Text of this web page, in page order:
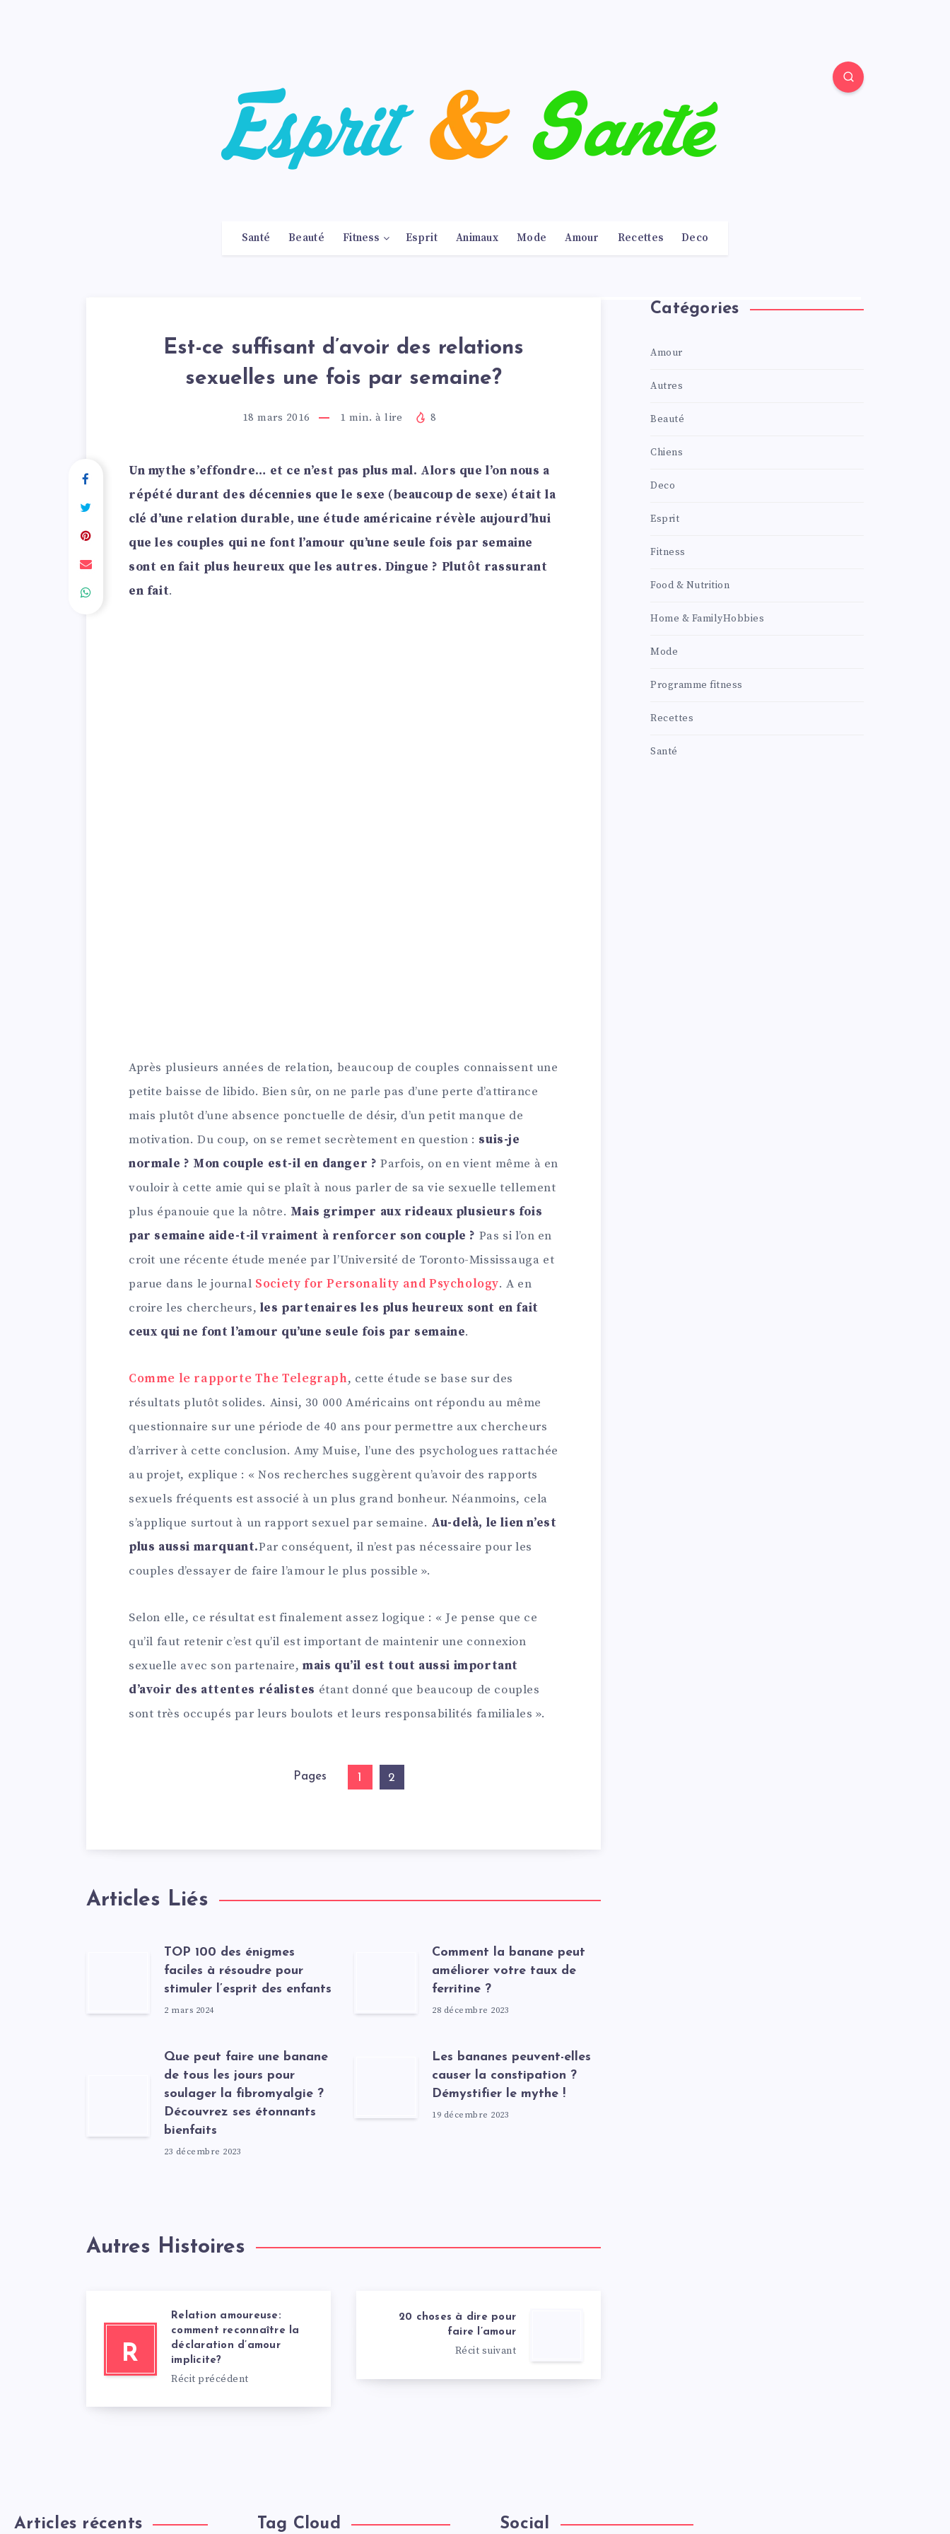
Santé Beauté Fitness Esprit Animaux Mode Amour Recettes Deco
Est-ce suffisant d’avoir des relations
sexuelles une fois par semaine?
18 mars 2016 1 min. à lire 8
Un mythe s’effondre… et ce n’est pas plus mal. Alors que l’on nous a
répété durant des décennies que le sexe (beaucoup de sexe) était la
clé d’une relation durable, une étude américaine révèle aujourd’hui
que les couples qui ne font l’amour qu’une seule fois par semaine
sont en fait plus heureux que les autres. Dingue ? Plutôt rassurant
en fait.
Après plusieurs années de relation, beaucoup de couples connaissent une
petite baisse de libido. Bien sûr, on ne parle pas d’une perte d’attirance
mais plutôt d’une absence ponctuelle de désir, d’un petit manque de
motivation. Du coup, on se remet secrètement en question : suis-je
normale ? Mon couple est-il en danger ? Parfois, on en vient même à en
vouloir à cette amie qui se plaît à nous parler de sa vie sexuelle tellement
plus épanouie que la nôtre. Mais grimper aux rideaux plusieurs fois
par semaine aide-t-il vraiment à renforcer son couple ? Pas si l’on en
croit une récente étude menée par l’Université de Toronto-Mississauga et
parue dans le journal Society for Personality and Psychology. A en
croire les chercheurs, les partenaires les plus heureux sont en fait
ceux qui ne font l’amour qu’une seule fois par semaine.
Comme le rapporte The Telegraph, cette étude se base sur des
résultats plutôt solides. Ainsi, 30 000 Américains ont répondu au même
questionnaire sur une période de 40 ans pour permettre aux chercheurs
d’arriver à cette conclusion. Amy Muise, l’une des psychologues rattachée
au projet, explique : « Nos recherches suggèrent qu’avoir des rapports
sexuels fréquents est associé à un plus grand bonheur. Néanmoins, cela
s’applique surtout à un rapport sexuel par semaine. Au-delà, le lien n’est
plus aussi marquant.Par conséquent, il n’est pas nécessaire pour les
couples d’essayer de faire l’amour le plus possible ».
Selon elle, ce résultat est finalement assez logique : « Je pense que ce
qu’il faut retenir c’est qu’il est important de maintenir une connexion
sexuelle avec son partenaire,mais qu’il est tout aussi important
d’avoir des attentes réalistes étant donné que beaucoup de couples
sont très occupés par leurs boulots et leurs responsabilités familiales ».
Pages 1 2
Articles Liés
TOP 100 des énigmes
faciles à résoudre pour
stimuler l’esprit des enfants
2 mars 2024
Comment la banane peut
améliorer votre taux de
ferritine ?
28 décembre 2023
Que peut faire une banane
de tous les jours pour
soulager la fibromyalgie ?
Découvrez ses étonnants
bienfaits
23 décembre 2023
Les bananes peuvent-elles
causer la constipation ?
Démystifier le mythe !
19 décembre 2023
Autres Histoires
20 choses à dire pour
faire l’amour
Récit suivant
R
Relation amoureuse:
comment reconnaître la
déclaration d’amour
implicite?
Récit précédent
Catégories
Amour
Autres
Beauté
Chiens
Deco
Esprit
Fitness
Food & Nutrition
Home & FamilyHobbies
Mode
Programme fitness
Recettes
Santé
Articles récents Tag Cloud Social